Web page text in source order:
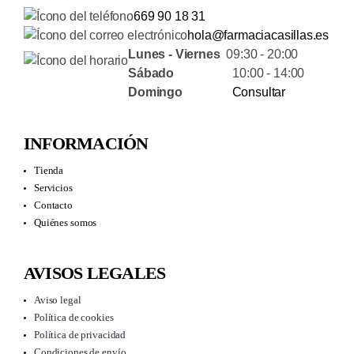
669 90 18 31
hola@farmaciacasillas.es
Lunes - Viernes09:30 - 20:00
Sábado 10:00 - 14:00
Domingo
Consultar
INFORMACIÓN
Tienda
Servicios
Contacto
Quiénes somos
AVISOS LEGALES
Aviso legal
Política de cookies
Política de privacidad